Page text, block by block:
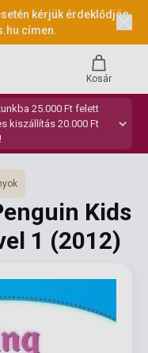
kérjük érdeklődjön
címen.
25.000 Ft felett
kiszállítás 20.000 Ft
Kosár
Kids
1 (2012)